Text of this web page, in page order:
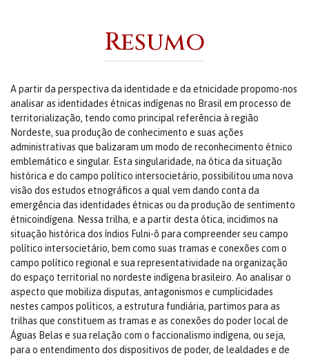
Resumo
A partir da perspectiva da identidade e da etnicidade propomo-nos
analisar as identidades étnicas indígenas no Brasil em processo de
territorialização, tendo como principal referência à região
Nordeste, sua produção de conhecimento e suas ações
administrativas que balizaram um modo de reconhecimento étnico
emblemático e singular. Esta singularidade, na ótica da situação
histórica e do campo político intersocietário, possibilitou uma nova
visão dos estudos etnográficos a qual vem dando conta da
emergência das identidades étnicas ou da produção de sentimento
étnicoindígena. Nessa trilha, e a partir desta ótica, incidimos na
situação histórica dos índios Fulni-ô para compreender seu campo
político intersocietário, bem como suas tramas e conexões com o
campo político regional e sua representatividade na organização
do espaço territorial no nordeste indígena brasileiro. Ao analisar o
aspecto que mobiliza disputas, antagonismos e cumplicidades
nestes campos políticos, a estrutura fundiária, partimos para as
trilhas que constituem as tramas e as conexões do poder local de
Águas Belas e sua relação com o faccionalismo indígena, ou seja,
para o entendimento dos dispositivos de poder, de lealdades e de